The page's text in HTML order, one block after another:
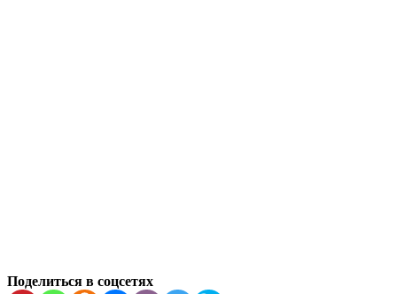
Поделиться в соцсетях